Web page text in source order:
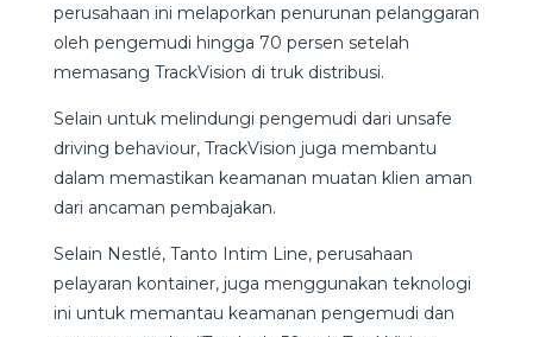
perusahaan ini melaporkan penurunan pelanggaran
oleh pengemudi hingga 70 persen setelah
memasang TrackVision di truk distribusi.
Selain untuk melindungi pengemudi dari unsafe
driving behaviour, TrackVision juga membantu
dalam memastikan keamanan muatan klien aman
dari ancaman pembajakan.
Selain Nestlé, Tanto Intim Line, perusahaan
pelayaran kontainer, juga menggunakan teknologi
ini untuk memantau keamanan pengemudi dan